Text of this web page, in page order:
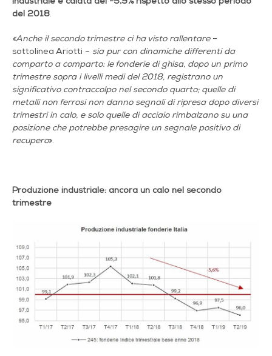
del 2018.
«Anche il secondo trimestre ci ha visto rallentare–
sottolinea Ariotti – sia pur con dinamiche differenti da
comparto a comparto: le fonderie di ghisa, dopo un primo
trimestre sopra i livelli medi del 2018, registrano un
significativo contraccolpo nel secondo quarto; quelle di
metalli non ferrosi non danno segnali di ripresa dopo diversi
trimestri in calo, e solo quelle di acciaio rimbalzano su una
posizione che potrebbe presagire un segnale positivo di
recupero».
Produzione industriale: ancora un calo nel secondo
trimestre